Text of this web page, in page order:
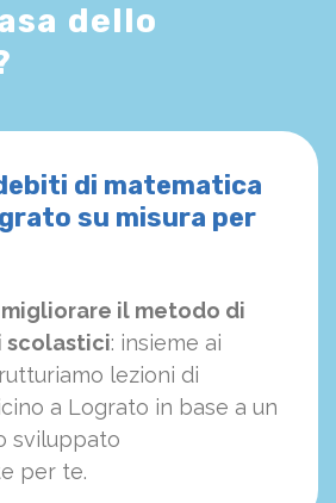
dello
di matematica
su misura per
il metodo di
scolastici: insieme ai
lezioni di
a Lograto in base a un
sviluppato
per te.